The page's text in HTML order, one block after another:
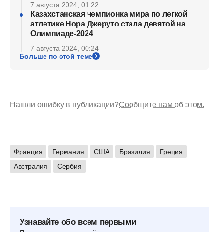
7 августа 2024, 01:22
Казахстанская чемпионка мира по легкой
атлетике Нора Джеруто стала девятой на
Олимпиаде-2024
7 августа 2024, 00:24
Больше по этой теме
Нашли ошибку в публикации?Сообщите нам об этом.
Франция Германия США Бразилия
Греция
Австралия
Сербия
Узнавайте обо всем первыми